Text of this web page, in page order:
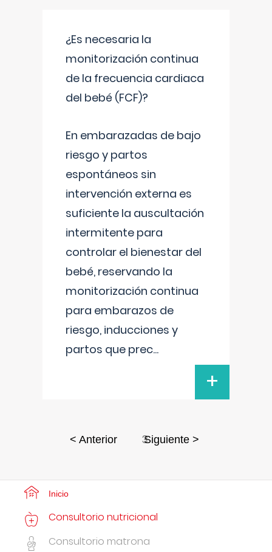
¿Es necesaria la
monitorización continua
de la frecuencia cardiaca
del bebé (FCF)?
En embarazadas de bajo
riesgo y partos
espontáneos sin
intervención externa es
suficiente la auscultación
intermitente para
controlar el bienestar del
bebé, reservando la
monitorización continua
para embarazos de
riesgo, inducciones y
partos que prec...
+
< Anterior 3Siguiente >
Inicio
Consultorio nutricional
Consultorio matrona